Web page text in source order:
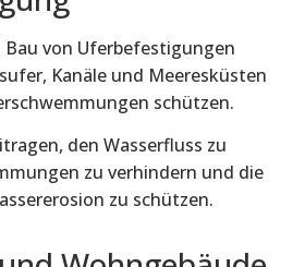
Bau von Uferbefestigungen
Kanäle und Meeresküsten
schützen.
den Wasserfluss zu
zu verhindern und die
zu schützen.